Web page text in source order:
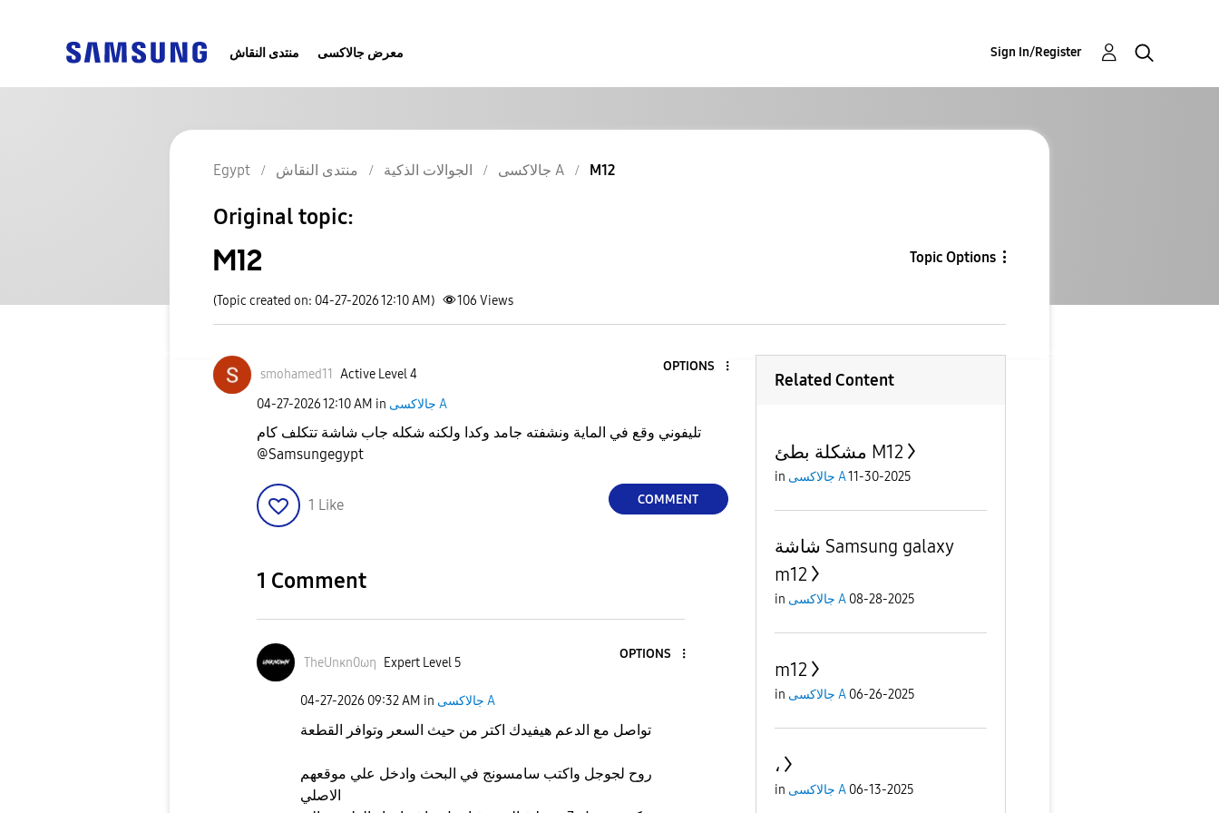
منتدى النقاش معرض جالاكسى Sign In/Register
Egypt منتدى النقاش الجوالات الذكية جالاكسى A M12
Original topic:
M12 Topic Options
(Topic created on: 04-27-2026 12:10 AM) 106 Views
smohamed11 Active Level 4
OPTIONS
‎04-27-202612:10 AM in جالاكسى A
تليفوني وقع في الماية ونشفته جامد وكدا ولكنه شكله جاب شاشة تتكلف كام
@Samsungegypt
1 Like COMMENT
1 Comment
TheUnκn0ωη Expert Level 5
OPTIONS
‎04-27-2026 09:32 AM in جالاكسى A
تواصل مع الدعم هيفيدك اكتر من حيث السعر وتوافر القطعة
روح لجوجل واكتب سامسونج في البحث وادخل علي موقعهم
الاصلي
Related Content
مشكلة بطئ M12
in جالاكسى A11-30-2025
شاشة Samsung galaxy
m12
in جالاكسى A 08-28-2025
m12
in جالاكسى A 06-26-2025
،
in جالاكسى A 06-13-2025